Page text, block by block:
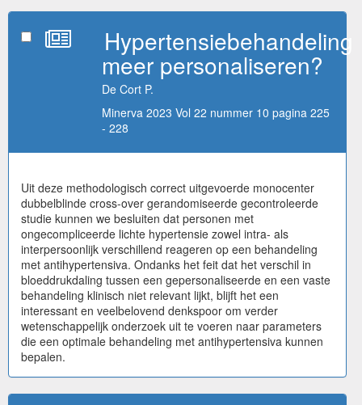
Hypertensiebehandeling
meer personaliseren?
De Cort P.
Minerva 2023 Vol 22 nummer 10 pagina 225
- 228
Uit deze methodologisch correct uitgevoerde monocenter
dubbelblinde cross-over gerandomiseerde gecontroleerde
studie kunnen we besluiten dat personen met
ongecompliceerde lichte hypertensie zowel intra- als
interpersoonlijk verschillend reageren op een behandeling
met antihypertensiva. Ondanks het feit dat het verschil in
bloeddrukdaling tussen een gepersonaliseerde en een vaste
behandeling klinisch niet relevant lijkt, blijft het een
interessant en veelbelovend denkspoor om verder
wetenschappelijk onderzoek uit te voeren naar parameters
die een optimale behandeling met antihypertensiva kunnen
bepalen.